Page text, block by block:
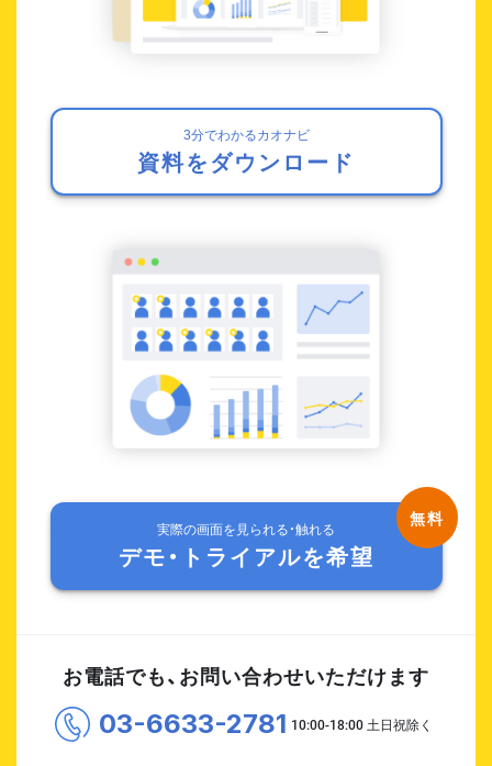
3分でわかるカオナビ
資料をダウンロード
実際の画面を見られる・触れる
デモ・トライアルを希望
お電話でも、お問い合わせいただけます
03-6633-2781